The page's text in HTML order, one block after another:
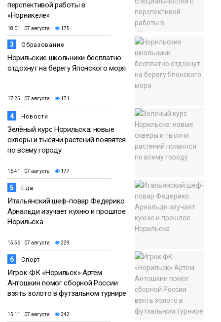
перспективой работы в
«Норникеле»
18:01 07 августа 175
3 Образование
Норильские школьники бесплатно
отдохнут на берегу Японского моря
17:25 07 августа 171
4 Новости
Зелёный курс Норильска: новые
скверы и тысячи растений появятся
по всему городу
16:41 07 августа 177
5 Еда
Итальянский шеф-повар Федерико
Арнальди изучает кухню и прошлое
Норильска
15:56 07 августа 229
6 Спорт
Игрок ФК «Норильск» Артём
Антошкин помог сборной России
взять золото в футзальном турнире
15:11 07 августа 242